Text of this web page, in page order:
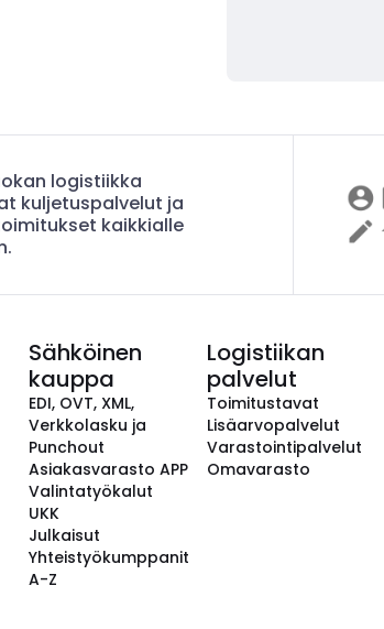
logistiikka
kuljetuspalvelut ja
kaikkialle
Sähköinen
kauppa
EDI, OVT, XML,
Verkkolasku ja
Punchout
Asiakasvarasto APP
Valintatyökalut
UKK
Julkaisut
Yhteistyökumppanit
A-Z
Logistiikan
palvelut
Toimitustavat
Lisäarvopalvelut
Varastointipalvelut
Omavarasto